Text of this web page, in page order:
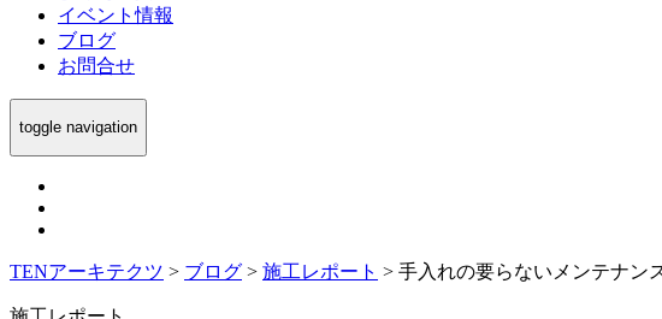
イベント情報
ブログ
お問合せ
toggle navigation
TENアーキテクツ > ブログ > 施工レポート > 手入れの要らないメンテナン